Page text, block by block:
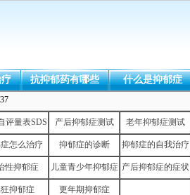
抗抑郁药有哪些 什么是抑郁症
评量表SDS 产后抑郁症测试 老年抑郁症测试
怎么治疗 抑郁症的诊断 抑郁症的自我治疗
性抑郁症 儿童青少年抑郁症 产后抑郁症的症状
抑郁症 更年期抑郁症